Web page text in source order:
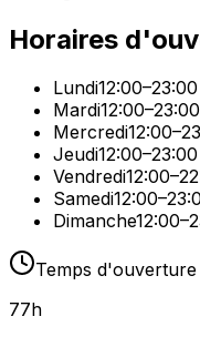
Horaires
Lundi12:00–23:00
Mardi12:00–23:00
Mercredi
Jeudi12:00–23:00
Vendredi
Samedi
Dimanche
Temps
77h